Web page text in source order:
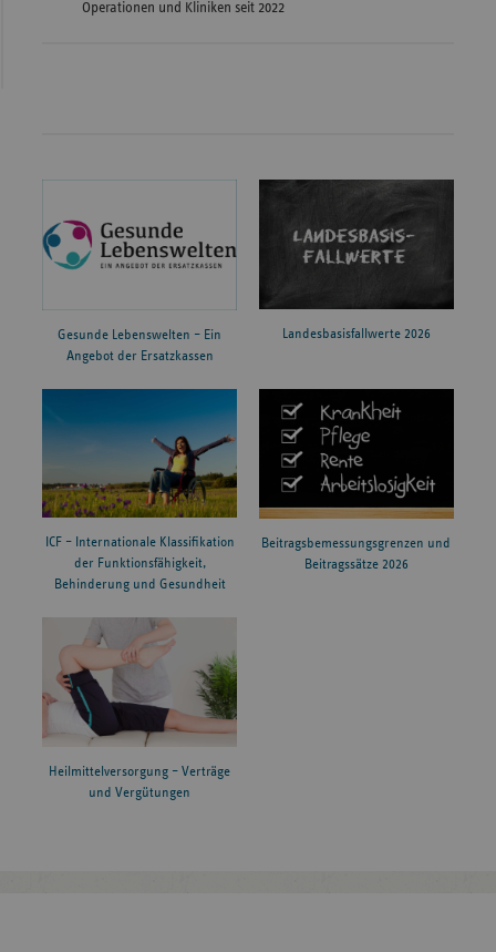
Operationen und Kliniken seit 2022
Gesunde Lebenswelten – Ein
Angebot der Ersatzkassen
Landesbasisfallwerte 2026
ICF – Internationale Klassifikation
der Funktionsfähigkeit,
Behinderung und Gesundheit
Beitragsbemessungsgrenzen und
Beitragssätze 2026
Heilmittelversorgung – Verträge
und Vergütungen